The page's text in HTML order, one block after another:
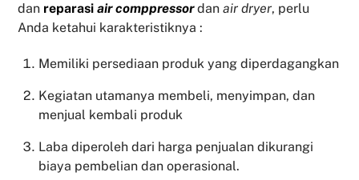
dan reparasiair comppressordanair dryer, perlu
Anda ketahui karakteristiknya :
Memiliki persediaan produk yang diperdagangkan
Kegiatan utamanya membeli, menyimpan, dan
menjual kembali produk
Laba diperoleh dari harga penjualan dikurangi
biaya pembelian dan operasional.